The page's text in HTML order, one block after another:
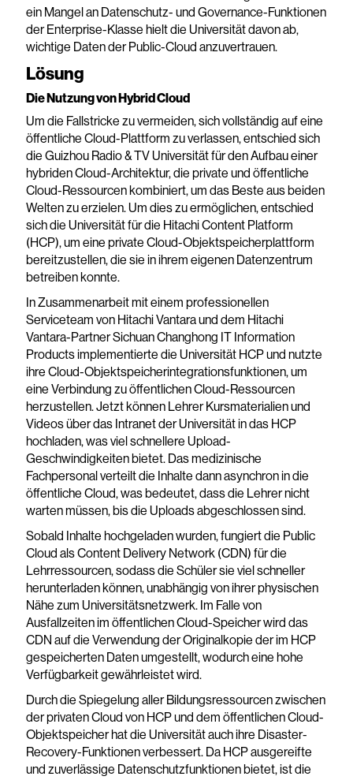
ein Mangel an Datenschutz- und Governance-Funktionen
der Enterprise-Klasse hielt die Universität davon ab,
wichtige Daten der Public-Cloud anzuvertrauen.
Lösung
Die Nutzung von Hybrid Cloud
Um die Fallstricke zu vermeiden, sich vollständig auf eine
öffentliche Cloud-Plattform zu verlassen, entschied sich
die Guizhou Radio & TV Universität für den Aufbau einer
hybriden Cloud-Architektur, die private und öffentliche
Cloud-Ressourcen kombiniert, um das Beste aus beiden
Welten zu erzielen. Um dies zu ermöglichen, entschied
sich die Universität für die Hitachi Content Platform
(HCP), um eine private Cloud-Objektspeicherplattform
bereitzustellen, die sie in ihrem eigenen Datenzentrum
betreiben konnte.
In Zusammenarbeit mit einem professionellen
Serviceteam von Hitachi Vantara und dem Hitachi
Vantara-Partner Sichuan Changhong IT Information
Products implementierte die Universität HCP und nutzte
ihre Cloud-Objektspeicherintegrationsfunktionen, um
eine Verbindung zu öffentlichen Cloud-Ressourcen
herzustellen. Jetzt können Lehrer Kursmaterialien und
Videos über das Intranet der Universität in das HCP
hochladen, was viel schnellere Upload-
Geschwindigkeiten bietet. Das medizinische
Fachpersonal verteilt die Inhalte dann asynchron in die
öffentliche Cloud, was bedeutet, dass die Lehrer nicht
warten müssen, bis die Uploads abgeschlossen sind.
Sobald Inhalte hochgeladen wurden, fungiert die Public
Cloud als Content Delivery Network (CDN) für die
Lehrressourcen, sodass die Schüler sie viel schneller
herunterladen können, unabhängig von ihrer physischen
Nähe zum Universitätsnetzwerk. Im Falle von
Ausfallzeiten im öffentlichen Cloud-Speicher wird das
CDN auf die Verwendung der Originalkopie der im HCP
gespeicherten Daten umgestellt, wodurch eine hohe
Verfügbarkeit gewährleistet wird.
Durch die Spiegelung aller Bildungsressourcen zwischen
der privaten Cloud von HCP und dem öffentlichen Cloud-
Objektspeicher hat die Universität auch ihre Disaster-
Recovery-Funktionen verbessert. Da HCP ausgereifte
und zuverlässige Datenschutzfunktionen bietet, ist die